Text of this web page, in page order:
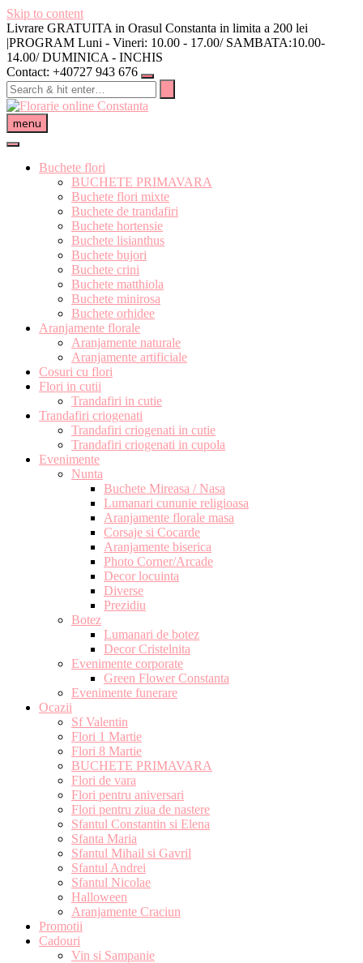
Skip to content
Livrare GRATUITA in Orasul Constanta in limita a 200 lei
|PROGRAM Luni - Vineri: 10.00 - 17.00/ SAMBATA:10.00-
14.00/ DUMINICA - INCHIS
Contact: +40727 943 676
menu
Buchete flori
BUCHETE PRIMAVARA
Buchete flori mixte
Buchete de trandafiri
Buchete hortensie
Buchete lisianthus
Buchete bujori
Buchete crini
Buchete matthiola
Buchete minirosa
Buchete orhidee
Aranjamente florale
Aranjamente naturale
Aranjamente artificiale
Cosuri cu flori
Flori in cutii
Trandafiri in cutie
Trandafiri criogenati
Trandafiri criogenati in cutie
Trandafiri criogenati in cupola
Evenimente
Nunta
Buchete Mireasa / Nasa
Lumanari cununie religioasa
Aranjamente florale masa
Corsaje si Cocarde
Aranjamente biserica
Photo Corner/Arcade
Decor locuinta
Diverse
Prezidiu
Botez
Lumanari de botez
Decor Cristelnita
Evenimente corporate
Green Flower Constanta
Evenimente funerare
Ocazii
Sf Valentin
Flori 1 Martie
Flori 8 Martie
BUCHETE PRIMAVARA
Flori de vara
Flori pentru aniversari
Flori pentru ziua de nastere
Sfantul Constantin si Elena
Sfanta Maria
Sfantul Mihail si Gavril
Sfantul Andrei
Sfantul Nicolae
Halloween
Aranjamente Craciun
Promotii
Cadouri
Vin si Sampanie